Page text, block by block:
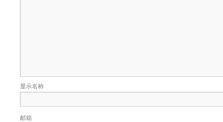
显示名称
邮箱